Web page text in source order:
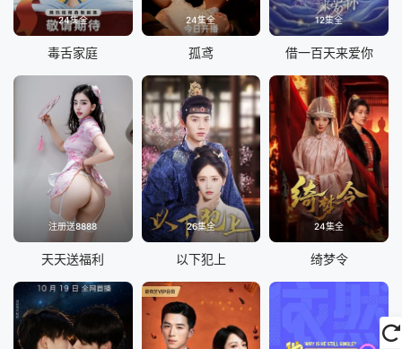
24集全
毒舌家庭
24集全
孤鸢
12集全
借一百天来爱你
注册送8888
天天送福利
26集全
以下犯上
24集全
绮梦令